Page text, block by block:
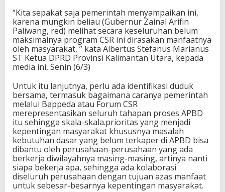
“Kita sepakat saja pemerintah menyampaikan ini,
karena mungkin beliau (Gubernur Zainal Arifin
Paliwang, red) melihat secara keseluruhan belum
maksimalnya program CSR ini dirasakan manfaatnya
oleh masyarakat, ” kata Albertus Stefanus Marianus
ST Ketua DPRD Provinsi Kalimantan Utara, kepada
media ini, Senin (6/3)
Untuk itu lanjutnya, perlu ada identifikasi duduk
bersama, termasuk bagaimana caranya pemerintah
melalui Bappeda atau Forum CSR
merepresentasikan seluruh tahapan proses APBD
itu sehingga skala-skala.prioritas yang menjadi
kepentingan masyarakat khususnya masalah
kebutuhan dasar yang belum terkaper di APBD bisa
dibantu oleh perusahaan-perusahaan yang ada
berkerja diwilayahnya masing-masing, artinya nanti
siapa bekerja apa, sehingga ada kolaborasi
diseluruh perusahaan dengan tujuan azas manfaat
untuk sebesar-besarnya kepentingan masyarakat.